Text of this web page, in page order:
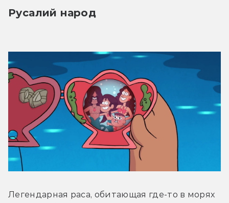
Русалий народ
Легендарная раса, обитающая где-то в морях